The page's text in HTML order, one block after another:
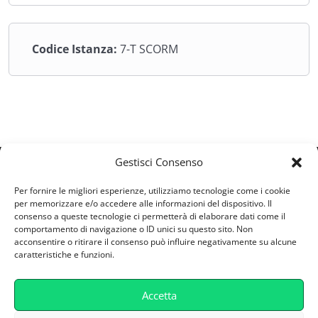
Gestisci Consenso
Per fornire le migliori esperienze, utilizziamo tecnologie come i cookie
per memorizzare e/o accedere alle informazioni del dispositivo. Il
consenso a queste tecnologie ci permetterà di elaborare dati come il
comportamento di navigazione o ID unici su questo sito. Non
acconsentire o ritirare il consenso può influire negativamente su alcune
caratteristiche e funzioni.
Accetta
Codice Istanza: 7-T SCORM
ESV S.R.L
Via Castellana 164/A - 30174 - Zelarino (VE)
Partita IVA: 04746800277
supporto@retefad.it
Cookie Policy